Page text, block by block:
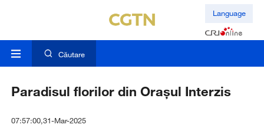
Language
Căutare
Paradisul florilor din Orașul Interzis
07:57:00,31-Mar-2025